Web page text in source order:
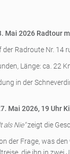
Mai 2026 Radtour
der Radroute Nr. 14
Länge: ca. 22
in der
Mai 2026, 19 Uhr
als Nie"zeigt die
der Frage, was